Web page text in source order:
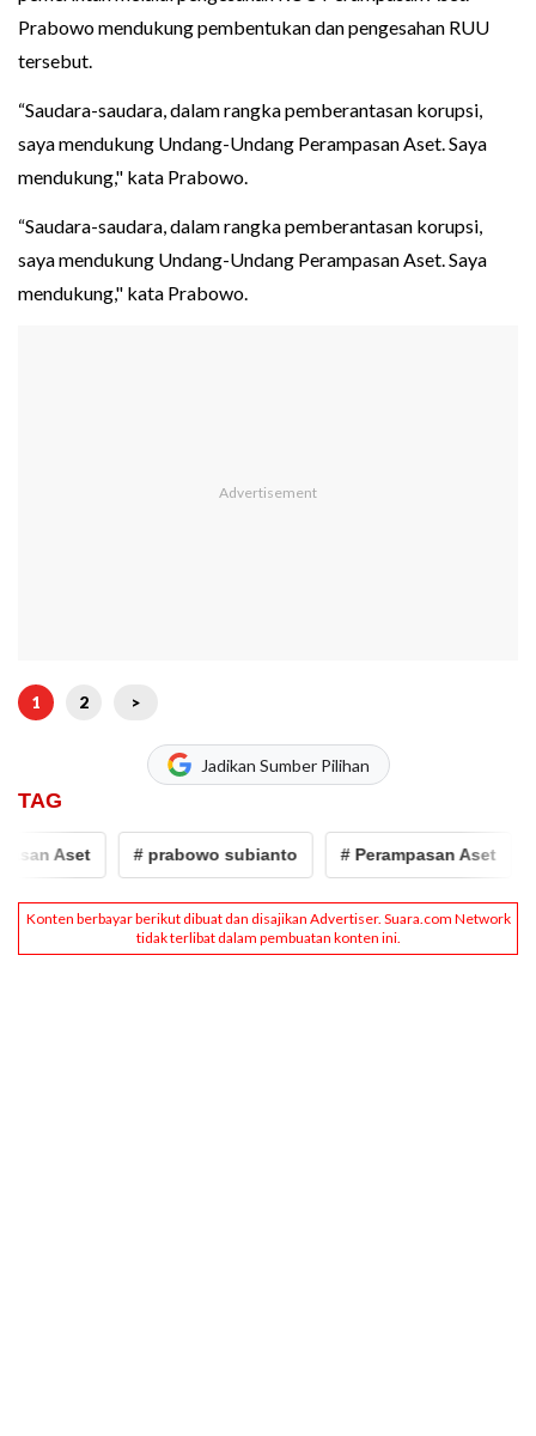
Prabowo mendukung pembentukan dan pengesahan RUU
tersebut.
“Saudara-saudara, dalam rangka pemberantasan korupsi,
saya mendukung Undang-Undang Perampasan Aset. Saya
mendukung," kata Prabowo.
“Saudara-saudara, dalam rangka pemberantasan korupsi,
saya mendukung Undang-Undang Perampasan Aset. Saya
mendukung," kata Prabowo.
1 2 >
Jadikan Sumber Pilihan
TAG
Aset # prabowo subianto # Perampasan Aset